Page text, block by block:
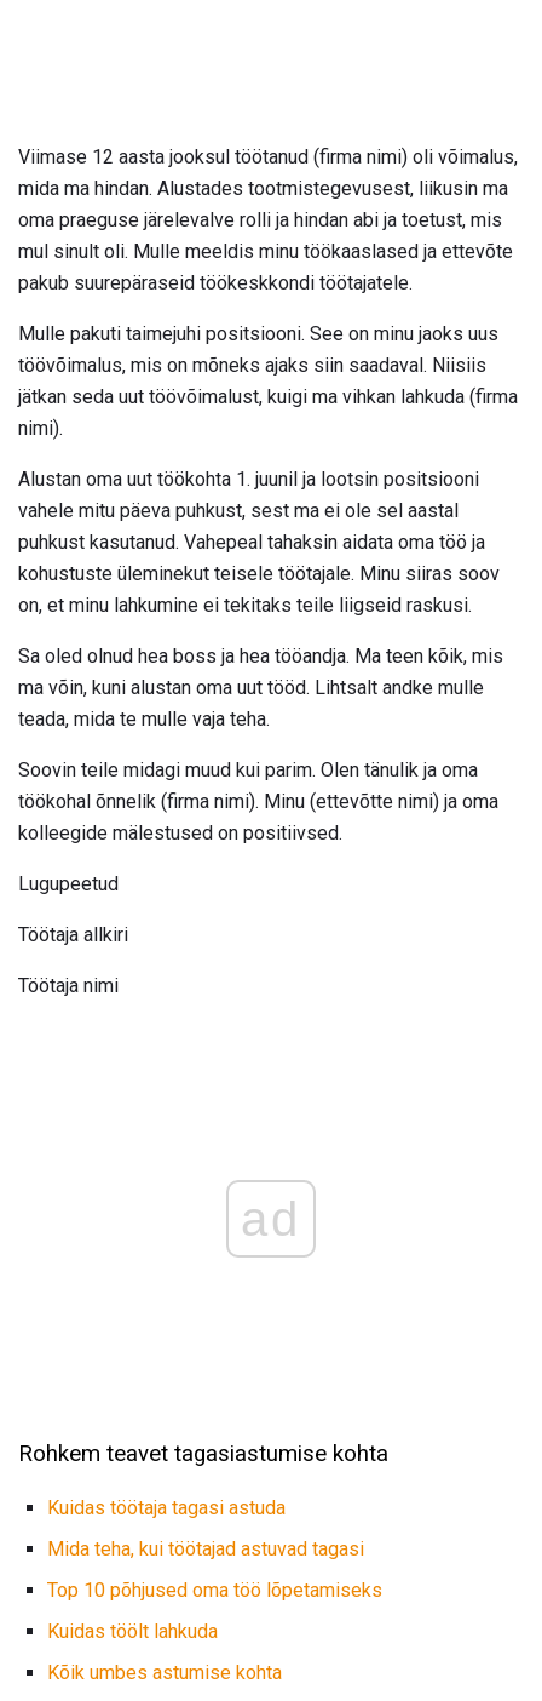
Viimase 12 aasta jooksul töötanud (firma nimi) oli võimalus,
mida ma hindan. Alustades tootmistegevusest, liikusin ma
oma praeguse järelevalve rolli ja hindan abi ja toetust, mis
mul sinult oli. Mulle meeldis minu töökaaslased ja ettevõte
pakub suurepäraseid töökeskkondi töötajatele.
Mulle pakuti taimejuhi positsiooni. See on minu jaoks uus
töövõimalus, mis on mõneks ajaks siin saadaval. Niisiis
jätkan seda uut töövõimalust, kuigi ma vihkan lahkuda (firma
nimi).
Alustan oma uut töökohta 1. juunil ja lootsin positsiooni
vahele mitu päeva puhkust, sest ma ei ole sel aastal
puhkust kasutanud. Vahepeal tahaksin aidata oma töö ja
kohustuste üleminekut teisele töötajale. Minu siiras soov
on, et minu lahkumine ei tekitaks teile liigseid raskusi.
Sa oled olnud hea boss ja hea tööandja. Ma teen kõik, mis
ma võin, kuni alustan oma uut tööd. Lihtsalt andke mulle
teada, mida te mulle vaja teha.
Soovin teile midagi muud kui parim. Olen tänulik ja oma
töökohal õnnelik (firma nimi). Minu (ettevõtte nimi) ja oma
kolleegide mälestused on positiivsed.
Lugupeetud
Töötaja allkiri
Töötaja nimi
ad
Rohkem teavet tagasiastumise kohta
Kuidas töötaja tagasi astuda
Mida teha, kui töötajad astuvad tagasi
Top 10 põhjused oma töö lõpetamiseks
Kuidas töölt lahkuda
Kõik umbes astumise kohta